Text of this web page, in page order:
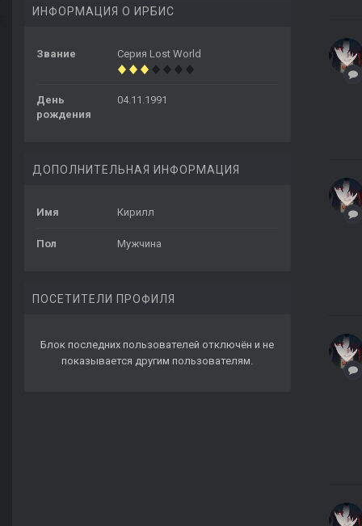
ИНФОРМАЦИЯ О ИРБИС
Звание Серия Lost World
День
рождения
04.11.1991
ДОПОЛНИТЕЛЬНАЯ ИНФОРМАЦИЯ
Имя Кирилл
Пол Мужчина
ПОСЕТИТЕЛИ ПРОФИЛЯ
Блок последних пользователей отключён и не
показывается другим пользователям.